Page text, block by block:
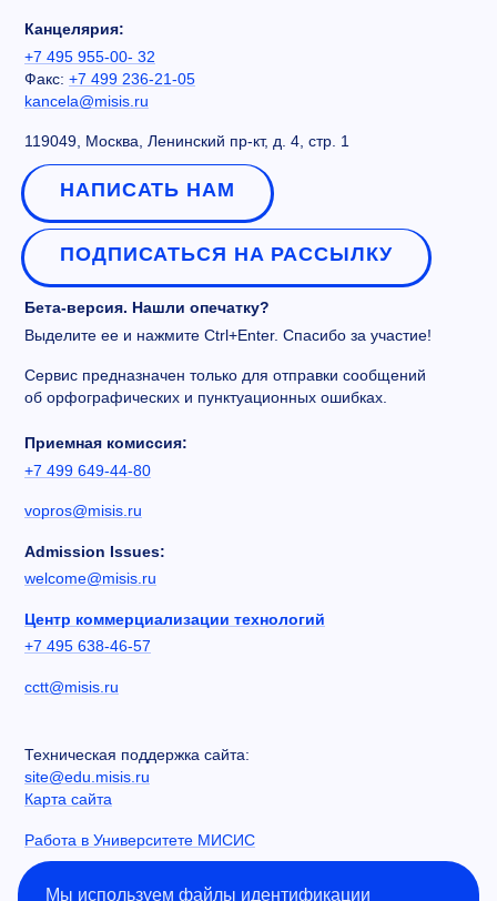
Канцелярия:
+7 495 955-00- 32
Факс: +7 499 236-21-05
kancela@misis.ru
119049, Москва, Ленинский пр-кт, д. 4, стр. 1
НАПИСАТЬ НАМ
ПОДПИСАТЬСЯ НА РАССЫЛКУ
Бета-версия. Нашли опечатку?
Выделите ее и нажмите Ctrl+Enter. Спасибо за участие!
Сервис предназначен только для отправки сообщений
об орфографических и пунктуационных ошибках.
Приемная комиссия:
+7 499 649-44-80
vopros@misis.ru
Admission Issues:
welcome@misis.ru
Центр коммерциализации технологий
+7 495 638-46-57
cctt@misis.ru
Техническая поддержка сайта:
site@edu.misis.ru
Карта сайта
Работа в Университете МИСИС
Мы используем файлы идентификации